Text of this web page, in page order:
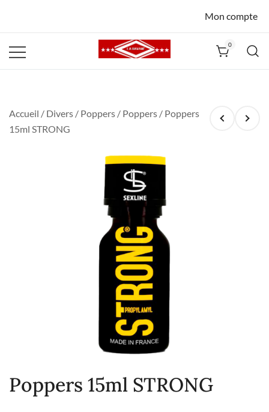
Mon compte
0
Accueil / Divers / Poppers / Poppers / Poppers
15ml STRONG
Poppers 15ml STRONG